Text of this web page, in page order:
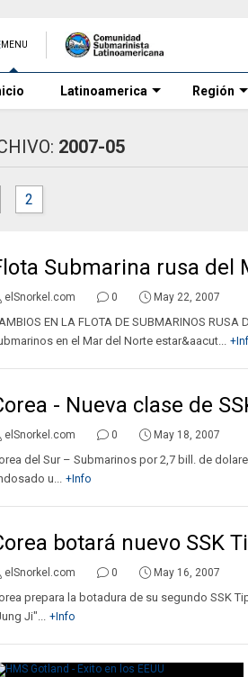
MENU
Latinoamerica Región
2007-05
2
Submarina rusa del
elSnorkel.com 0 May 22, 2007
EN LA FLOTA DE SUBMARINOS
en el Mar del Norte estar&aacut...
- Nueva clase de
elSnorkel.com 0 May 18, 2007
del Sur – Submarinos por 2,7 bill. de
u... +Info
botará nuevo SSK
elSnorkel.com 0 May 16, 2007
prepara la botadura de su segundo SSK
Ji"... +Info